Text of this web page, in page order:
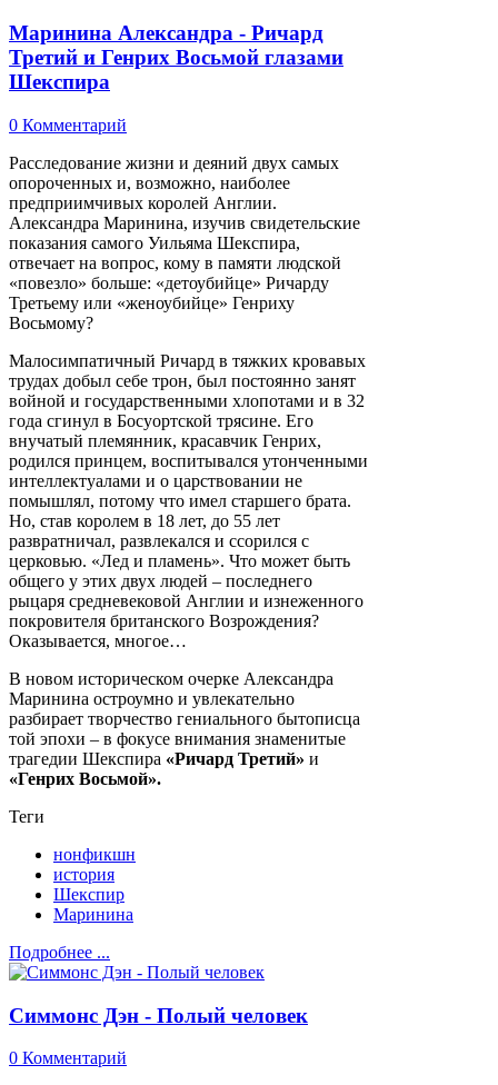
Маринина Александра - Ричард
Третий и Генрих Восьмой глазами
Шекспира
0 Комментарий
Расследование жизни и деяний двух самых
опороченных и, возможно, наиболее
предприимчивых королей Англии.
Александра Маринина, изучив свидетельские
показания самого Уильяма Шекспира,
отвечает на вопрос, кому в памяти людской
«повезло» больше: «детоубийце» Ричарду
Третьему или «женоубийце» Генриху
Восьмому?
Малосимпатичный Ричард в тяжких кровавых
трудах добыл себе трон, был постоянно занят
войной и государственными хлопотами и в 32
года сгинул в Босуортской трясине. Его
внучатый племянник, красавчик Генрих,
родился принцем, воспитывался утонченными
интеллектуалами и о царствовании не
помышлял, потому что имел старшего брата.
Но, став королем в 18 лет, до 55 лет
развратничал, развлекался и ссорился с
церковью. «Лед и пламень». Что может быть
общего у этих двух людей – последнего
рыцаря средневековой Англии и изнеженного
покровителя британского Возрождения?
Оказывается, многое…
В новом историческом очерке Александра
Маринина остроумно и увлекательно
разбирает творчество гениального бытописца
той эпохи – в фокусе внимания знаменитые
трагедии Шекспира «Ричард Третий» и
«Генрих Восьмой».
Теги
нонфикшн
история
Шекспир
Маринина
Подробнее ...
Симмонс Дэн - Полый человек
0 Комментарий